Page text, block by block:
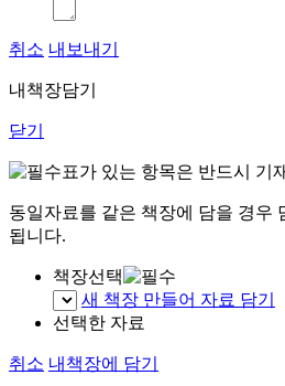
취소 내보내기
내책장담기
닫기
표가 있는 항목은 반드시 기
동일자료를 같은 책장에 담을 경우
됩니다.
책장선택
새 책장 만들어 자료 담기
선택한 자료
취소 내책장에 담기